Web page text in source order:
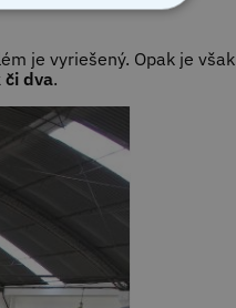
je vyriešený. Opak je však
či dva.